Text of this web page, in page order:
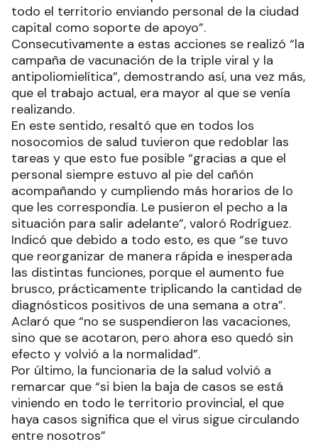
todo el territorio enviando personal de la ciudad
capital como soporte de apoyo”.
Consecutivamente a estas acciones se realizó “la
campaña de vacunación de la triple viral y la
antipoliomielítica”, demostrando así, una vez más,
que el trabajo actual, era mayor al que se venía
realizando.
En este sentido, resaltó que en todos los
nosocomios de salud tuvieron que redoblar las
tareas y que esto fue posible “gracias a que el
personal siempre estuvo al pie del cañón
acompañando y cumpliendo más horarios de lo
que les correspondía. Le pusieron el pecho a la
situación para salir adelante”, valoró Rodríguez.
Indicó que debido a todo esto, es que “se tuvo
que reorganizar de manera rápida e inesperada
las distintas funciones, porque el aumento fue
brusco, prácticamente triplicando la cantidad de
diagnósticos positivos de una semana a otra”.
Aclaró que “no se suspendieron las vacaciones,
sino que se acotaron, pero ahora eso quedó sin
efecto y volvió a la normalidad”.
Por último, la funcionaria de la salud volvió a
remarcar que “si bien la baja de casos se está
viniendo en todo le territorio provincial, el que
haya casos significa que el virus sigue circulando
entre nosotros”